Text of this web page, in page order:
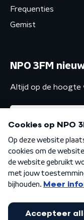
Frequenties
Gemist
NPO 3FM
Altijd op de hoogte
Algemene